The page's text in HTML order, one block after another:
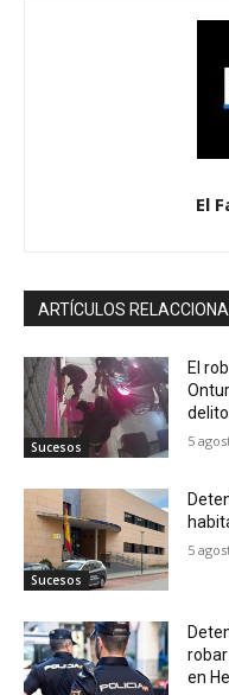
El
ARTÍCULOS
Sucesos
El
5
Sucesos
5
en